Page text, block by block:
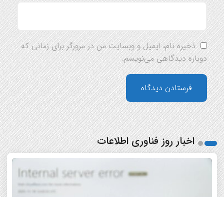
ذخیره نام، ایمیل و وبسایت من در مرورگر برای زمانی که
دوباره دیدگاهی می‌نویسم.
اخبار روز فناوری اطلاعات